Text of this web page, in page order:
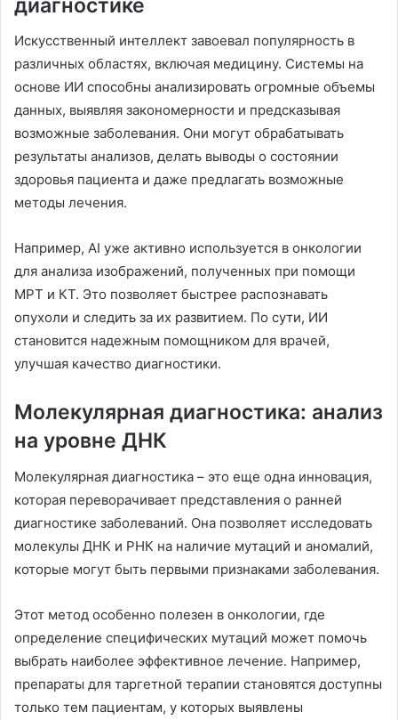
диагностике
Искусственный интеллект завоевал популярность в
различных областях, включая медицину. Системы на
основе ИИ способны анализировать огромные объемы
данных, выявляя закономерности и предсказывая
возможные заболевания. Они могут обрабатывать
результаты анализов, делать выводы о состоянии
здоровья пациента и даже предлагать возможные
методы лечения.
Например, AI уже активно используется в онкологии
для анализа изображений, полученных при помощи
МРТ и КТ. Это позволяет быстрее распознавать
опухоли и следить за их развитием. По сути, ИИ
становится надежным помощником для врачей,
улучшая качество диагностики.
Молекулярная диагностика: анализ
на уровне ДНК
Молекулярная диагностика – это еще одна инновация,
которая переворачивает представления о ранней
диагностике заболеваний. Она позволяет исследовать
молекулы ДНК и РНК на наличие мутаций и аномалий,
которые могут быть первыми признаками заболевания.
Этот метод особенно полезен в онкологии, где
определение специфических мутаций может помочь
выбрать наиболее эффективное лечение. Например,
препараты для таргетной терапии становятся доступны
только тем пациентам, у которых выявлены